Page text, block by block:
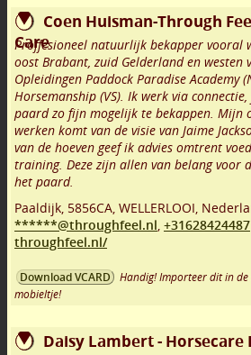
Coen Huisman-Through
Care
Proffesioneel natuurlijk bekapper vooral
oost Brabant, zuid Gelderland en westen
Opleidingen Paddock Paradise Academy
Horsemanship (VS). Ik werk via
paard zo fijn mogelijk te bekappen. Mijn
werken komt van de visie van Jaime
van de hoeven geef ik advies omtrent
training. Deze zijn allen van belang voor
het paard.
Paaldijk, 5856CA, WELLERLOOI,
******@throughfeel.nl, +31628424487
throughfeel.nl/
Download VCARD
Handig! Importeer dit in
mobieltje!
Daisy Lambert - Horsecare